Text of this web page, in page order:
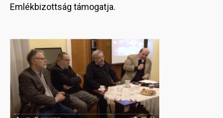
Emlékbizottság támogatja.